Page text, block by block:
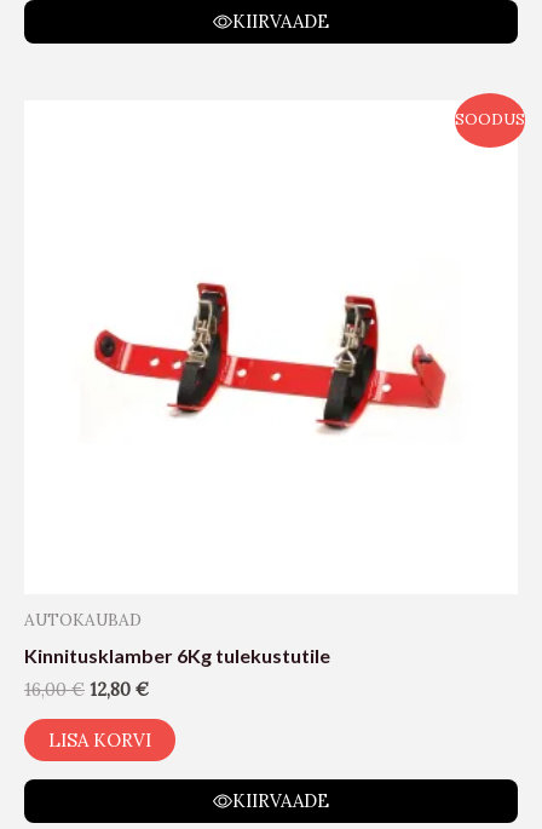
KIIRVAADE
SOODUS
AUTOKAUBAD
Kinnitusklamber 6Kg tulekustutile
16,00€ 12,80 €
LISA KORVI
KIIRVAADE